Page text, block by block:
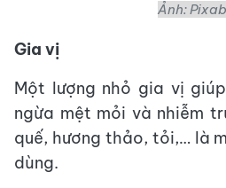
Ảnh:
Gia vị
Một lượng nhỏ gia vị
ngừa mệt mỏi và nhiễm
quế, hương thảo, tỏi,… là
dùng.